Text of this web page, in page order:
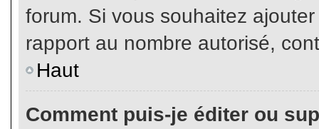
forum. Si vous souhaitez
rapport au nombre autorisé,
Haut
Comment puis-je éditer ou